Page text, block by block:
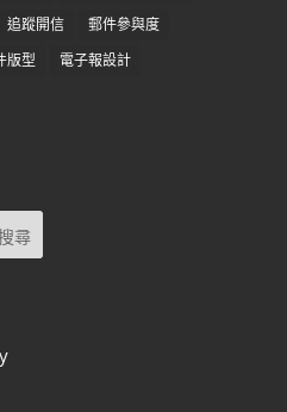
追蹤開信
郵件參與度
版型
電子報設計